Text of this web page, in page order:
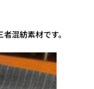
者混紡素材です。